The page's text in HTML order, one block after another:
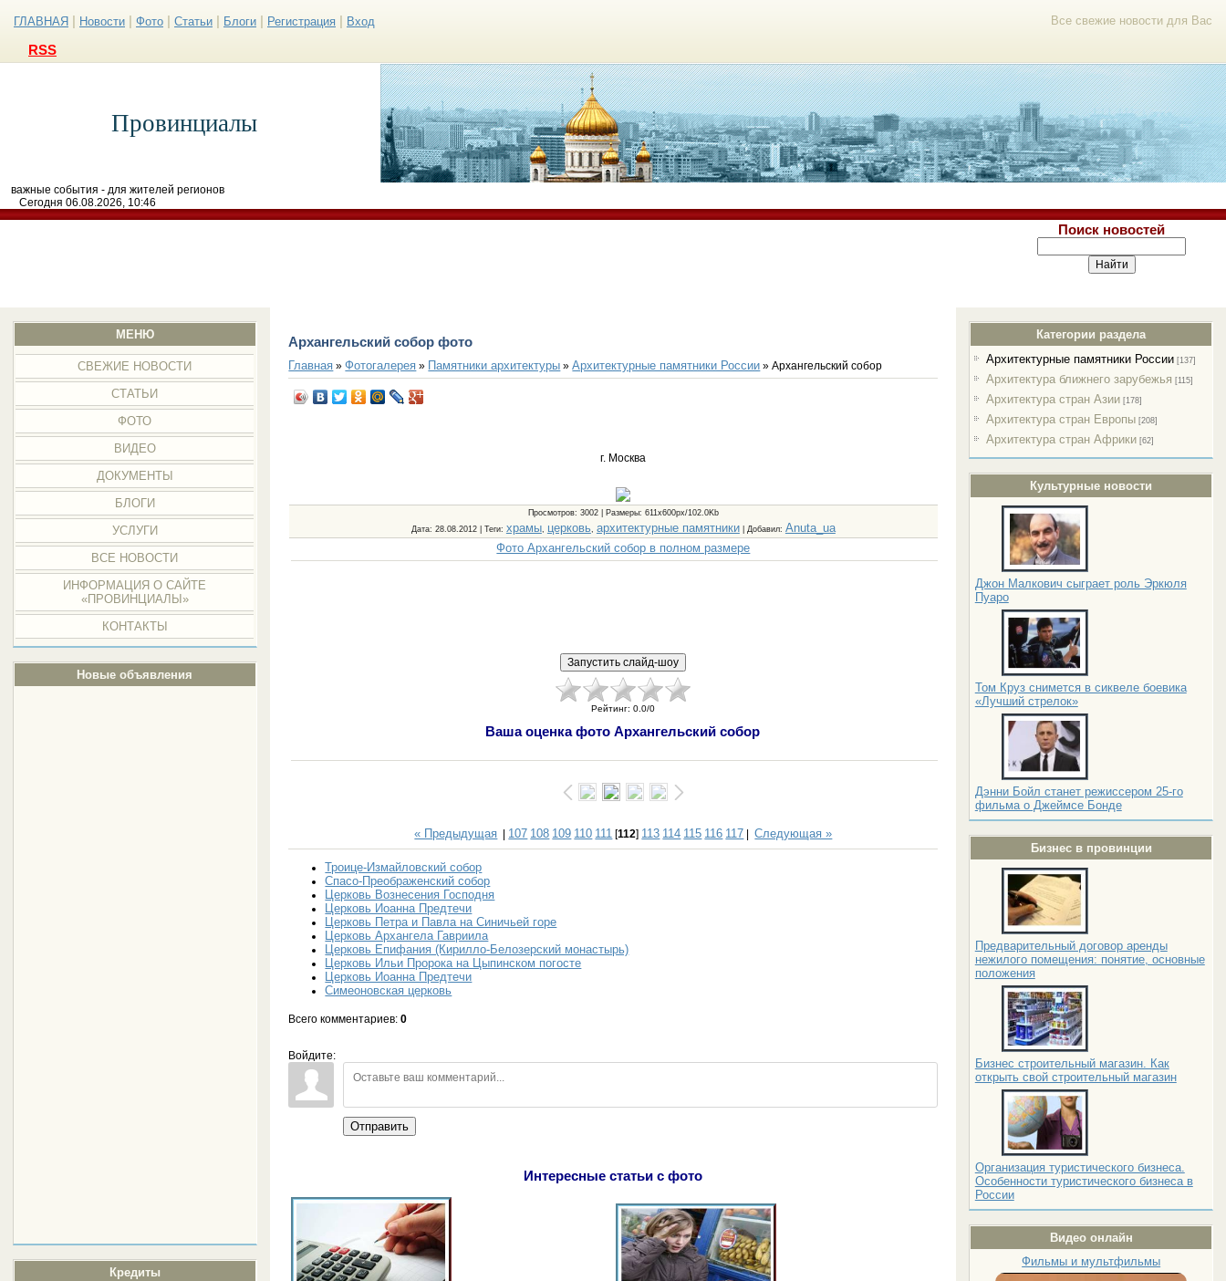
Все свежие новости для Вас
ГЛАВНАЯ Новости Фото Статьи Блоги Регистрация Вход
RSS
Провинциалы
важные события - для жителей регионов
Сегодня 06.08.2026, 10:46
Поиск новостей
МЕНЮ
СВЕЖИЕ НОВОСТИ
СТАТЬИ
ФОТО
ВИДЕО
ДОКУМЕНТЫ
БЛОГИ
УСЛУГИ
ВСЕ НОВОСТИ
ИНФОРМАЦИЯ О САЙТЕ
«ПРОВИНЦИАЛЫ»
КОНТАКТЫ
Новые объявления
Кредиты
Категории раздела
Архитектурные памятники России [137]
Архитектура ближнего зарубежья [115]
Архитектура стран Азии [178]
Архитектура стран Европы [208]
Архитектура стран Африки [62]
Культурные новости
Джон Малкович сыграет роль Эркюля
Пуаро
Том Круз снимется в сиквеле боевика
«Лучший стрелок»
Дэнни Бойл станет режиссером 25-го
фильма о Джеймсе Бонде
Бизнес в провинции
Предварительный договор аренды
нежилого помещения: понятие, основные
положения
Бизнес строительный магазин. Как
открыть свой строительный магазин
Организация туристического бизнеса.
Особенности туристического бизнеса в
России
Видео онлайн
Фильмы и мультфильмы
Архангельский собор фото
Главная »Фотогалерея » Памятники архитектуры »Архитектурные памятники России » Архангельский собор
г. Москва
Просмотров: 3002 | Размеры: 611x600px/102.0Kb
Дата: 28.08.2012 | Теги: храмы церковь, архитектурные памятники Добавил: Anuta_ua
Фото Архангельский собор в полном размере
Рейтинг: 0.0/0
Ваша оценка фото Архангельский собор
« Предыдущая | 107 108 109 110 111 [112] 113 114 115 116 117 |Следующая »
Троице-Измайловский собор
Спасо-Преображенский собор
Церковь Вознесения Господня
Церковь Иоанна Предтечи
Церковь Петра и Павла на Синичьей горе
Церковь Архангела Гавриила
Церковь Епифания (Кирилло-Белозерский монастырь)
Церковь Ильи Пророка на Цыпинском погосте
Церковь Иоанна Предтечи
Симеоновская церковь
Всего комментариев:0
Войдите:
Отправить
Интересные статьи с фото